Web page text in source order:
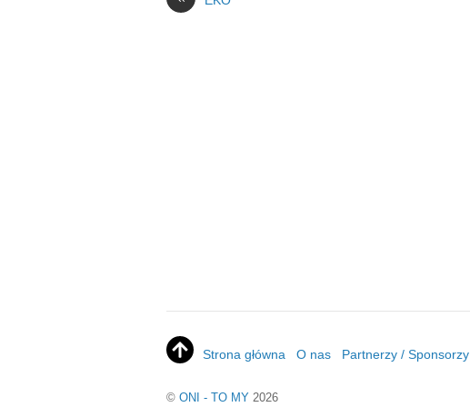
Strona główna O nas Partnerzy / Sponsorzy
© ONI - TO MY 2026